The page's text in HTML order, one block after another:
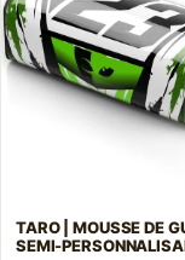
TARO | MOUSSE DE
SEMI-